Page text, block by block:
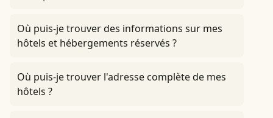
Où puis-je trouver des informations sur mes
hôtels et hébergements réservés ?
Où puis-je trouver l'adresse complète de mes
hôtels ?